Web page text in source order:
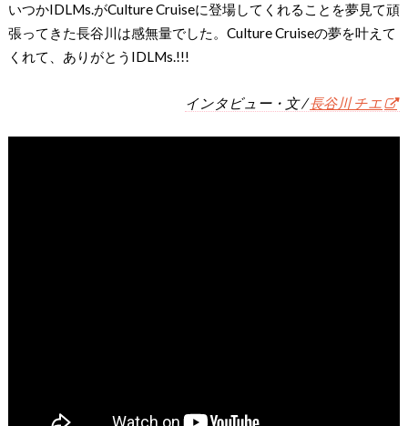
いつかIDLMs.がCulture Cruiseに登場してくれることを夢見て頑
張ってきた長谷川は感無量でした。Culture Cruiseの夢を叶えて
くれて、ありがとうIDLMs.!!!
インタビュー・文 /長谷川 チエ